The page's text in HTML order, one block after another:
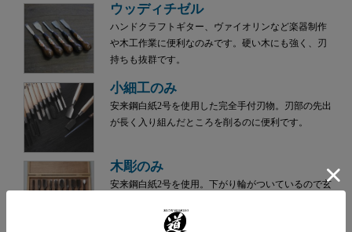
ウッディチゼル
ハンドクラフトギター、ヴァイオリンなど楽器制作
や木工作業に便利なのみです。硬い木にも強く、刃
持ちも抜群です。
小細工のみ
安来鋼白紙2号を使用した完全手付刃物。刃部の先出
が長く入り組んだところを削るのに便利です。
木彫のみ
安来鋼白紙2号を使用。下がり輪がついているので玄